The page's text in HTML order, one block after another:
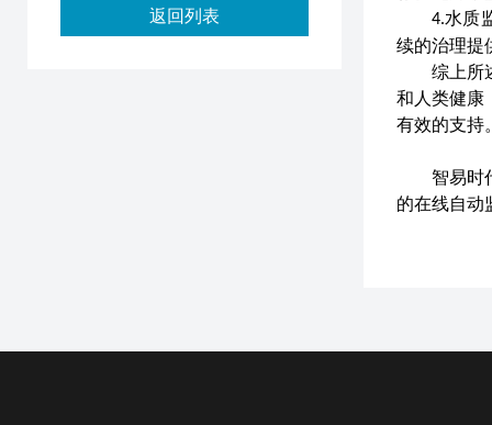
4.水质
续的治理提
综上所
和人类健康
有效的支持
智易时
的在线自动
返回列表